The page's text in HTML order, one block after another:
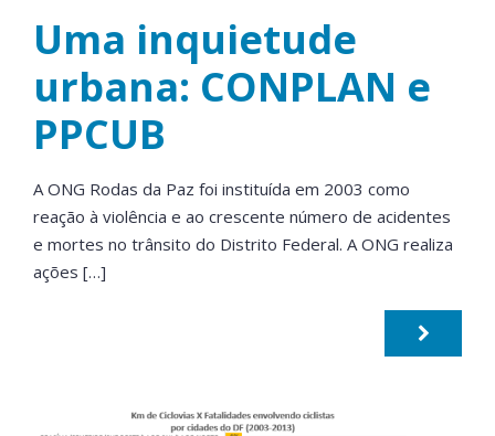
Uma inquietude
urbana: CONPLAN e
PPCUB
A ONG Rodas da Paz foi instituída em 2003 como
reação à violência e ao crescente número de acidentes
e mortes no trânsito do Distrito Federal. A ONG realiza
ações […]